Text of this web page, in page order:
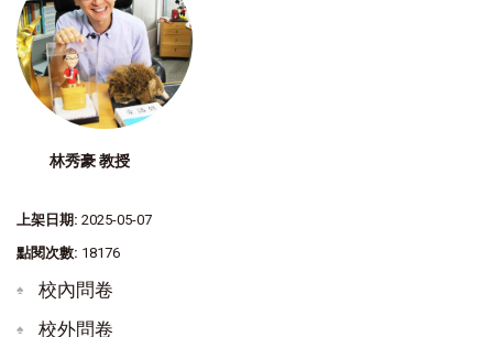
林秀豪 教授
上架日期: 2025-05-07
點閱次數: 18176
校內問卷
校外問卷